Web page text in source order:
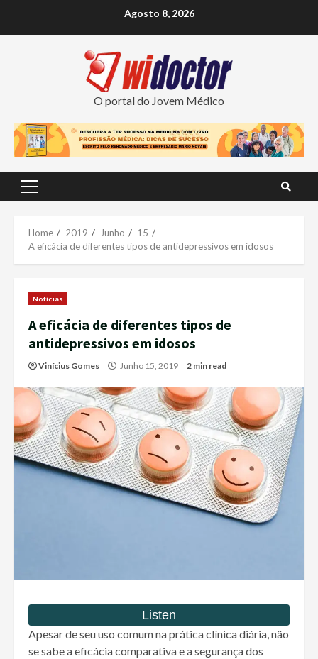
Agosto 8, 2026
O portal do Jovem Médico
Primary
Home 2019 Junho
15
A eficácia de diferentes tipos de antidepressivos em idosos
Notícias
A eficácia de diferentes tipos de
antidepressivos em idosos
Vinícius Gomes Junho 15, 2019 2 min read
Apesar de seu uso comum na prática clínica diária, não
se sabe a eficácia comparativa e a segurança dos